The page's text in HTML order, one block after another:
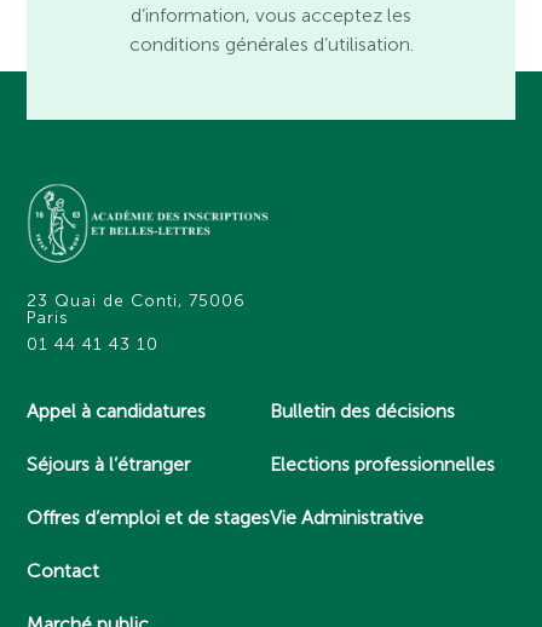
d’information, vous acceptez les
conditions générales d’utilisation.
23 Quai de Conti, 75006
Paris
01 44 41 43 10
Appel à candidatures
Séjours à l’étranger
Offres d’emploi et de stages
Contact
Bulletin des décisions
Elections professionnelles
Vie Administrative